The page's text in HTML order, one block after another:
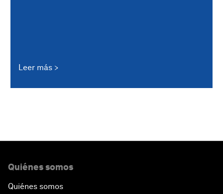
Leer más
Quiénes somos
Quiénes somos